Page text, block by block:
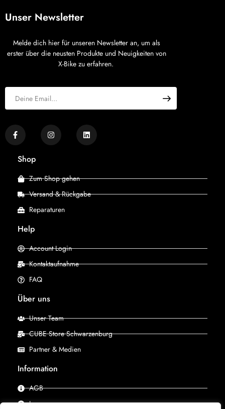
Unser Newsletter
Melde dich hier für unseren Newsletter an, um als
erster über die neusten Produkte und Neuigkeiten von
X-Bike zu erfahren.
Shop
Zum Shop gehen
Versand & Rückgabe
Reparaturen
Help
Account Login
Kontaktaufnahme
FAQ
Über uns
Unser Team
CUBE Store Schwarzenburg
Partner & Medien
Information
AGB
Impressum